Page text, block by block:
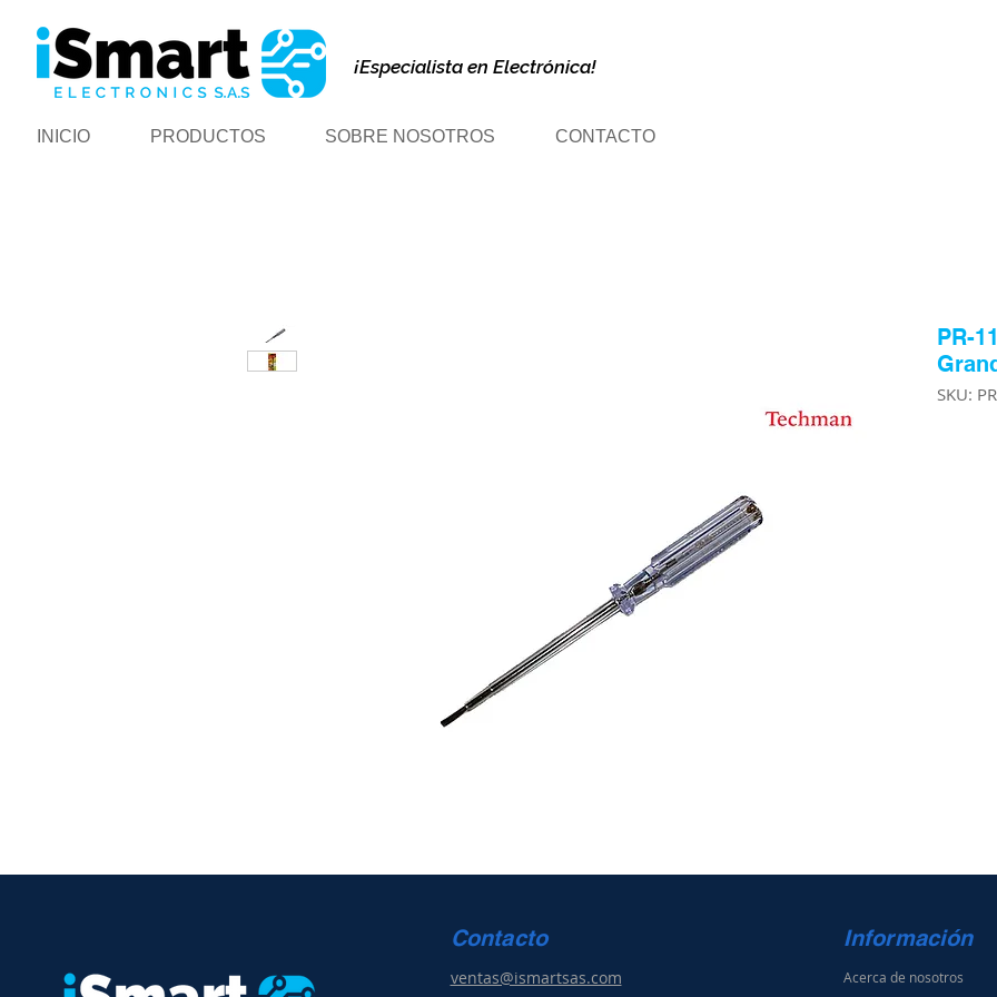
¡Especialista en Electrónica!
INICIO PRODUCTOS SOBRE NOSOTROS CONTACTO
PR-
SKU:
Contacto
ventas@ismartsas.com
Información
Acerca de nosotros